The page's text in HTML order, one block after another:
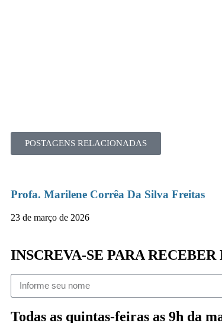
POSTAGENS RELACIONADAS
Profa. Marilene Corrêa Da Silva Freitas
23 de março de 2026
INSCREVA-SE PARA
Todas as quintas-feiras as 9h da